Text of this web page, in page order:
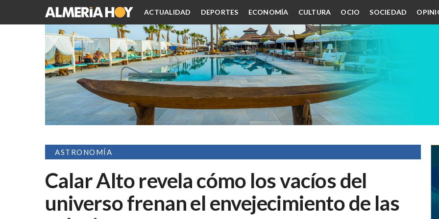
ACTUALIDAD DEPORTES ECONOMÍA CULTURA OCIO SOCIEDAD
ASTRONOMÍA
Calar Alto revela cómo los vacíos del
universo frenan el envejecimiento de las